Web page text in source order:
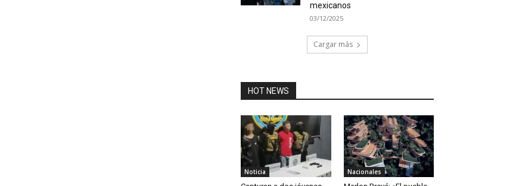
mexicanos
03/12/2025
Cargar más
HOT NEWS
Noticia Nacionales